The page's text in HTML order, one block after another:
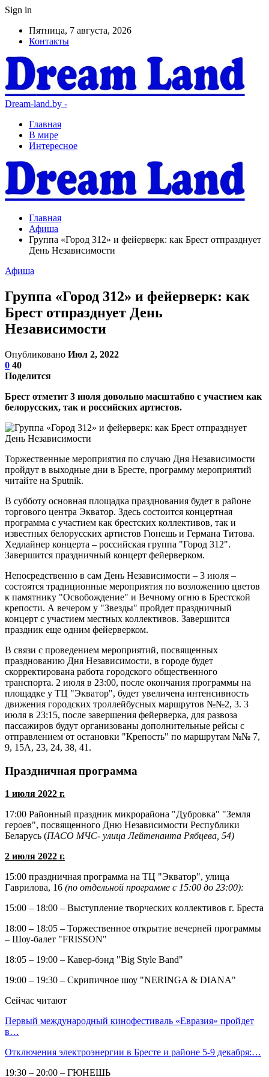
Sign in
Пятница, 7 августа, 2026
Контакты
Dream-land.by -
Главная
В мире
Интересное
Главная
Афиша
Группа «Город 312» и фейерверк: как Брест отпразднует
День Независимости
Афиша
Группа «Город 312» и фейерверк: как
Брест отпразднует День
Независимости
Опубликовано Июл 2, 2022
0 40
Поделится
Брест отметит 3 июля довольно масштабно с участием как
белорусских, так и российских артистов.
Торжественные мероприятия по случаю Дня Независимости
пройдут в выходные дни в Бресте, программу мероприятий
читайте на Sputnik.
В субботу основная площадка празднования будет в районе
торгового центра Экватор. Здесь состоится концертная
программа с участием как брестских коллективов, так и
известных белорусских артистов Гюнешь и Германа Титова.
Хедлайнер концерта – российская группа "Город 312".
Завершится праздничный концерт фейерверком.
Непосредственно в сам День Независимости – 3 июля –
состоятся традиционные мероприятия по возложению цветов
к памятнику "Освобождение" и Вечному огню в Брестской
крепости. А вечером у "Звезды" пройдет праздничный
концерт с участием местных коллективов. Завершится
праздник еще одним фейерверком.
В связи с проведением мероприятий, посвященных
празднованию Дня Независимости, в городе будет
скорректирована работа городского общественного
транспорта. 2 июля в 23:00, после окончания программы на
площадке у ТЦ "Экватор", будет увеличена интенсивность
движения городских троллейбусных маршрутов №№2, 3. 3
июля в 23:15, после завершения фейерверка, для развоза
пассажиров будут организованы дополнительные рейсы с
отправлением от остановки "Крепость" по маршрутам №№ 7,
9, 15А, 23, 24, 38, 41.
Праздничная программа
1 июля 2022 г.
17:00 Районный праздник микрорайона "Дубровка" "Земля
героев", посвященного Дню Независимости Республики
Беларусь (ПАСО МЧС- улица Лейтенанта Рябцева, 54)
2 июля 2022 г.
15:00 праздничная программа на ТЦ "Экватор", улица
Гаврилова, 16 (по отдельной программе с 15:00 до 23:00):
15:00 – 18:00 – Выступление творческих коллективов г. Бреста
18:00 – 18:05 – Торжественное открытие вечерней программы
– Шоу-балет "FRISSON"
18:05 – 19:00 – Кавер-бэнд "Big Style Band"
19:00 – 19:30 – Скрипичное шоу "NERINGA & DIANA"
Сейчас читают
Первый международный кинофестиваль «Евразия» пройдет
в…
Отключения электроэнергии в Бресте и районе 5-9 декабря:…
19:30 – 20:00 – ГЮНЕШЬ